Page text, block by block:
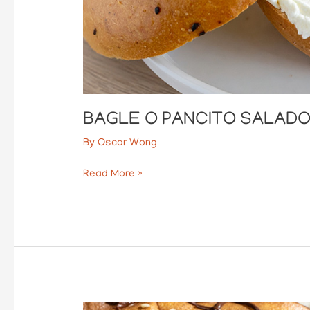
BAGLE O PANCITO
ByOscar Wong
Read More »